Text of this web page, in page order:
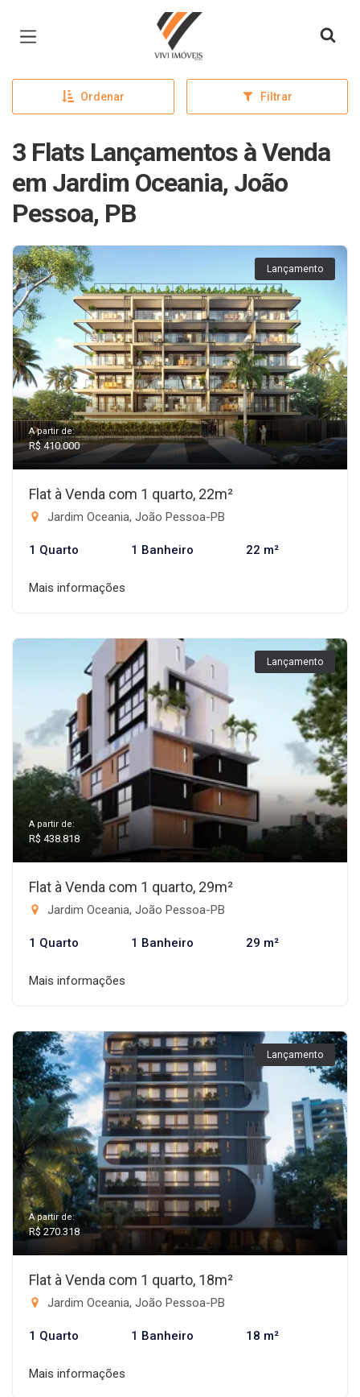
Página inicial
Ordenar Filtrar
3 Flats Lançamentos à Venda
em Jardim Oceania, João
Pessoa, PB
Lançamento
A partir de:
R$ 410.000
Flat à Venda com 1 quarto, 22m²
Jardim Oceania, João Pessoa-PB
1 Quarto 1 Banheiro 22 m²
Mais informações
Lançamento
A partir de:
R$ 438.818
Flat à Venda com 1 quarto, 29m²
Jardim Oceania, João Pessoa-PB
1 Quarto 1 Banheiro 29 m²
Mais informações
Lançamento
A partir de:
R$ 270.318
Flat à Venda com 1 quarto, 18m²
Jardim Oceania, João Pessoa-PB
1 Quarto 1 Banheiro 18 m²
Mais informações